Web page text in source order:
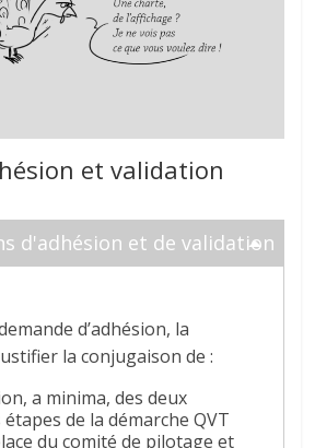
et validation
d'adhésion et de validation
d’adhésion, la
la conjugaison de :
a minima, des deux
de la démarche QVT
du comité de pilotage et